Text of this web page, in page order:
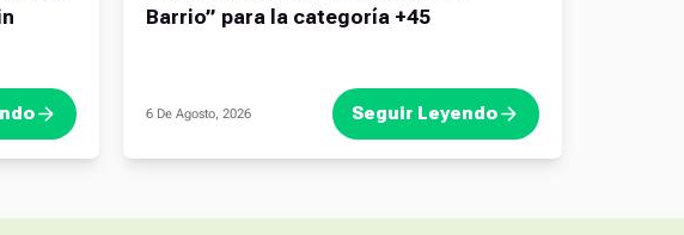
Barrio” para la categoría +45
6 De Agosto, 2026 Seguir Leyendo